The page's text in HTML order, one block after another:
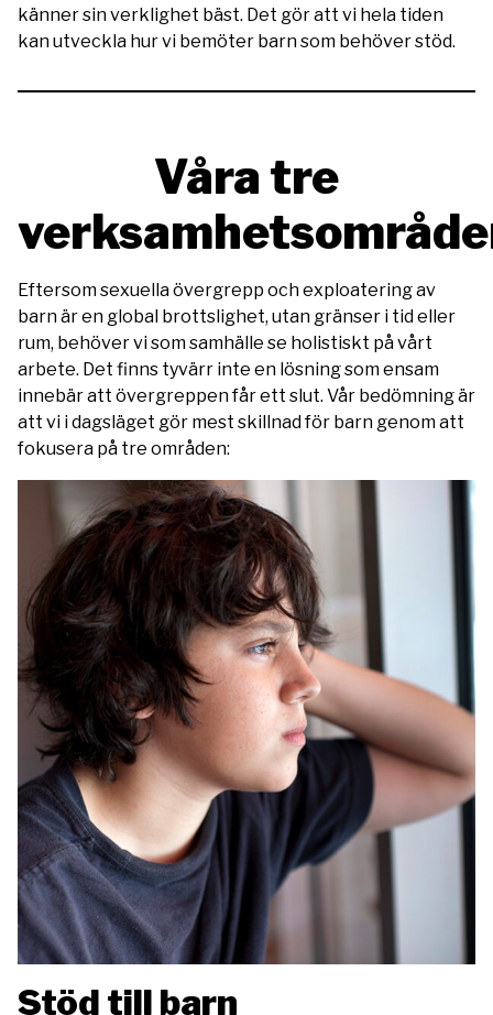
känner sin verklighet bäst. Det gör att vi hela tiden
kan utveckla hur vi bemöter barn som behöver stöd.
Våra tre
Eftersom sexuella övergrepp och exploatering av
barn är en global brottslighet, utan gränser i tid eller
rum, behöver vi som samhälle se holistiskt på vårt
arbete. Det finns tyvärr inte en lösning som ensam
innebär att övergreppen får ett slut. Vår bedömning är
att vi i dagsläget gör mest skillnad för barn genom att
fokusera på tre områden:
Stöd till barn